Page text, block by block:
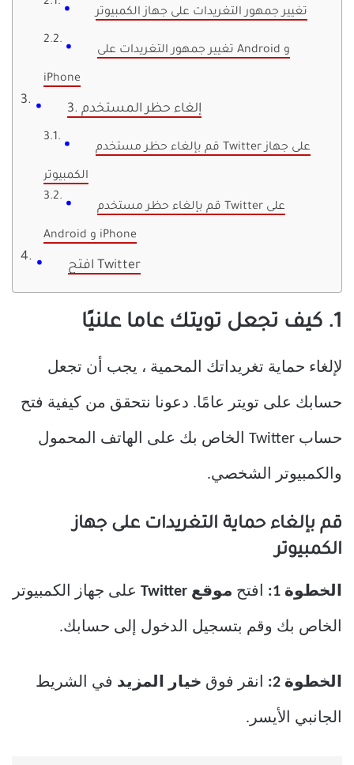
تغيير جمهور التغريدات على جهاز الكمبيوتر
تغيير جمهور التغريدات على Android و
iPhone
3. إلغاء حظر المستخدم
قم بإلغاء حظر مستخدم Twitter على جهاز
الكمبيوتر
قم بإلغاء حظر مستخدم Twitter على
Android و iPhone
افتح Twitter
1. كيف تجعل تويتك عاما علنيًا
لإلغاء حماية تغريداتك المحمية ، يجب أن تجعل
حسابك على تويتر عامًا. دعونا نتحقق من كيفية فتح
حساب Twitter الخاص بك على الهاتف المحمول
والكمبيوتر الشخصي.
قم بإلغاء حماية التغريدات على جهاز
الكمبيوتر
الخطوة 1: افتح موقع Twitter على جهاز الكمبيوتر
الخاص بك وقم بتسجيل الدخول إلى حسابك.
الخطوة 2: انقر فوق خيار المزيد في الشريط
الجانبي الأيسر.